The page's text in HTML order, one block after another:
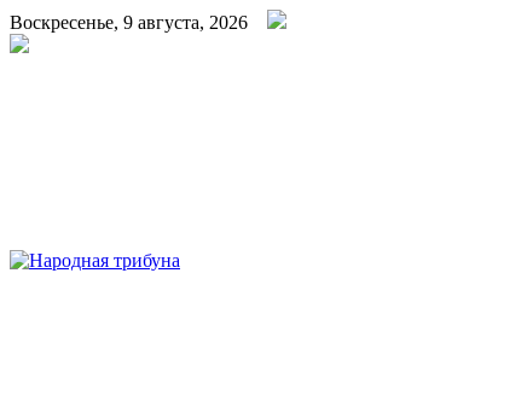
Воскресенье, 9 августа, 2026